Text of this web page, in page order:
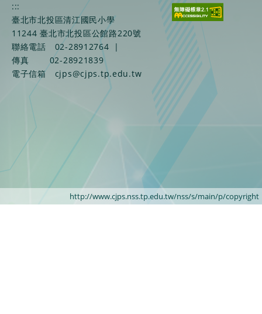
:::
臺北市北投區清江國民小學
11244 臺北市北投區公館路220號
聯絡電話
02-28912764
|
傳真
02-28921839
電子信箱
cjps@cjps.tp.edu.tw
http://www.cjps.nss.tp.edu.tw/nss/s/main/p/copyright